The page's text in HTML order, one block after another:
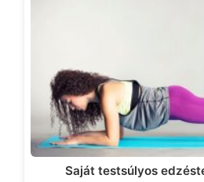
Saját testsúlyos